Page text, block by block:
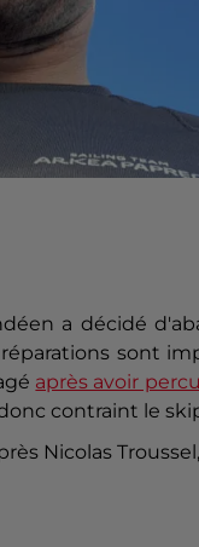
a décidé
sont
après avoir
contraint le
Nicolas